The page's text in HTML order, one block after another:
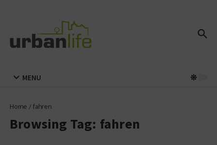
MENU
Home / fahren
Browsing Tag: fahren